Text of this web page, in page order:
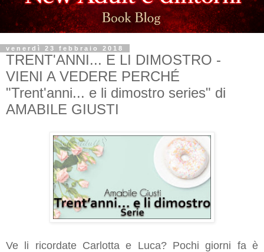
venerdì 23 febbraio 2018
TRENT'ANNI... E LI DIMOSTRO -
VIENI A VEDERE PERCHÉ
"Trent'anni... e li dimostro series" di
AMABILE GIUSTI
Ve li ricordate Carlotta e Luca? Pochi giorni fa è